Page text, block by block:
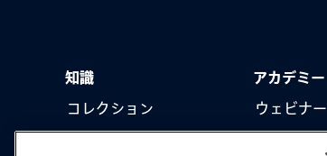
知識
コレクション
アカデミー
ウェビナー